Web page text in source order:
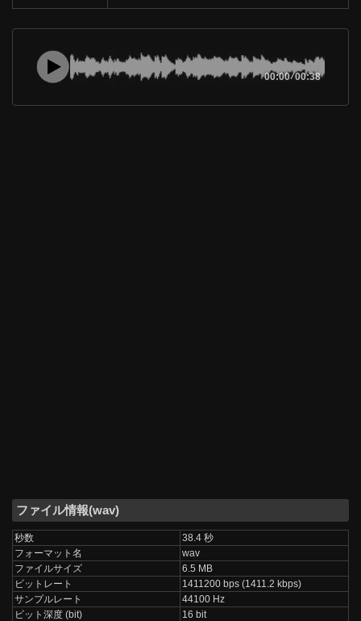
00:00/00:38
ファイル情報(wav)
秒数
38.4 秒
フォーマット名
wav
ファイルサイズ
6.5 MB
ビットレート
1411200 bps (1411.2 kbps)
サンプルレート
44100 Hz
ビット深度 (bit)
16 bit